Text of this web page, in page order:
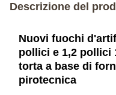
Descrizione del
Nuovi fuochi
pollici e 1,2 pollici
torta a base di
pirotecnica